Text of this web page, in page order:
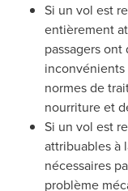
Si un vol est
entièrement
passagers
inconvénients
normes de
nourriture et
Si un vol est
attribuables à
nécessaires
problème